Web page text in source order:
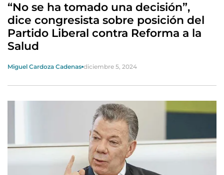
“No se ha tomado una decisión”,
dice congresista sobre posición del
Partido Liberal contra Reforma a la
Salud
Miguel Cardoza Cadenas diciembre 5, 2024